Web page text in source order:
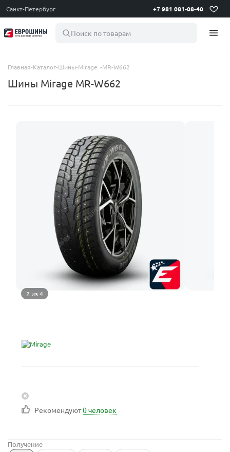
Санкт-Петербург +7 981 081-08-40
Поиск по товарам
Главная-Каталог-Шины-Mirage -MR-W662
Шины Mirage MR-W662
2 из 4
Рекомендуют0 человек
Получение